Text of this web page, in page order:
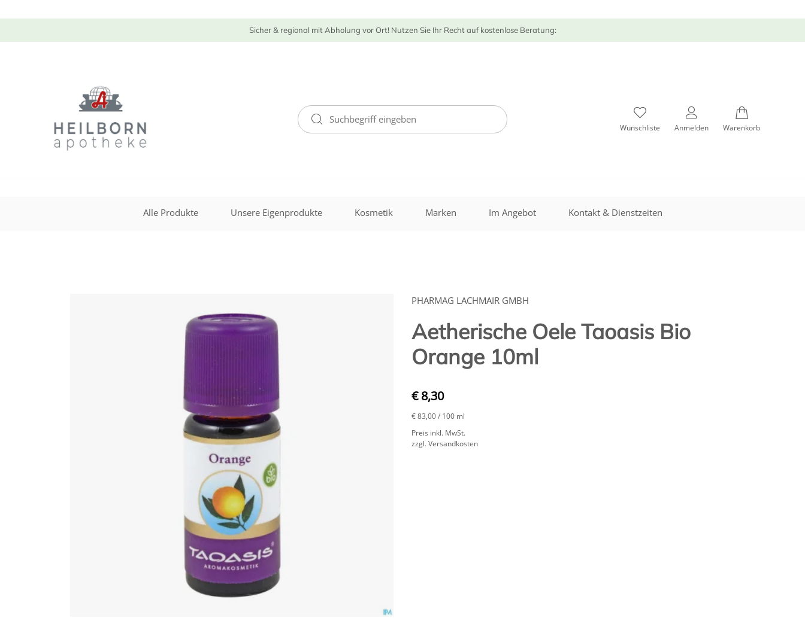
Sicher & regional mit Abholung vor Ort! Nutzen Sie Ihr Recht auf kostenlose Beratung:
Wunschliste Anmelden Warenkorb
Alle Produkte Unsere Eigenprodukte Kosmetik Marken Im Angebot Kontakt & Dienstzeiten
PHARMAG LACHMAIR GMBH
Aetherische Oele Taoasis Bio
Orange 10ml
€ 8,30
€ 83,00/ 100 ml
Preis inkl. MwSt.
zzgl. Versandkosten